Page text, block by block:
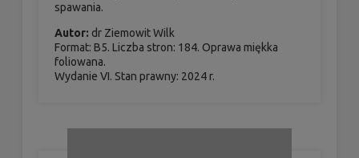
spawania.
Autor: dr Ziemowit Wilk
Format: B5. Liczba stron: 184. Oprawa miękka
foliowana.
Wydanie VI. Stan prawny: 2024 r.